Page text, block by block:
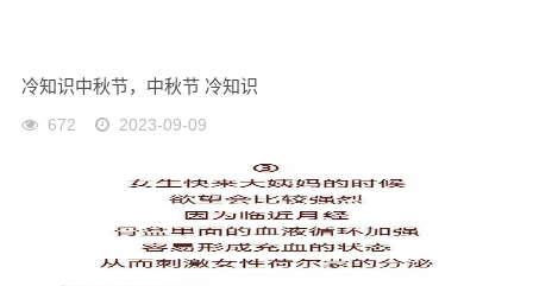
冷知识中秋节，中秋节 冷知识
672 2023-09-09